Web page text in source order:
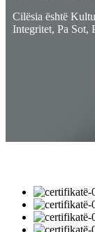
Cilësia është
Integritet, Pa Sot,